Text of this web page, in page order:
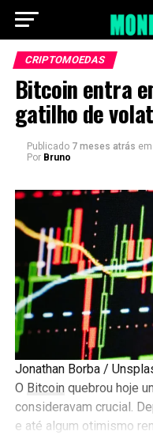
CRIPTOMOEDAS
Bitcoin entra
gatilho de
Publicado 7 meses atrás em
Por Bruno
Jonathan Borba /
O Bitcoin quebrou hoje
consideravam crucial.
e até algum otimismo